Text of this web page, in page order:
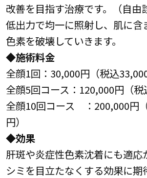
改善を目指す治療です。（自由
低出力で均一に照射し、肌に含
色素を破壊していきます。
◆施術料金
全顔1回：30,000円（税込33,000
全顔5回コース：120,000円（税
全顔10回コース ：200,000円
円）
◆効果
肝斑や炎症性色素沈着にも適応
シミを目立たなくする効果に期